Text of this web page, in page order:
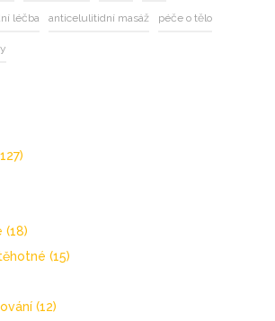
léčba anticelulitidní masáž péče o tělo
(18)
(15)
(12)